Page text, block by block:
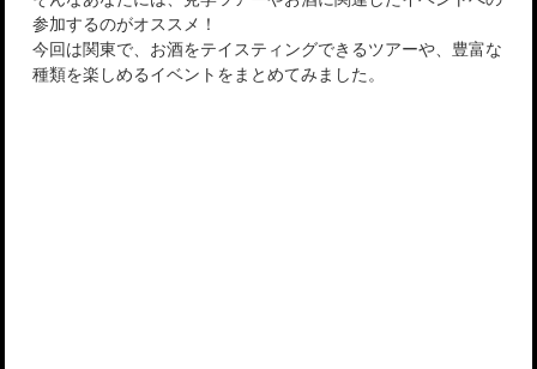
参加するのがオススメ！
今回は関東で、お酒をテイスティングできるツアーや、豊富な
種類を楽しめるイベントをまとめてみました。